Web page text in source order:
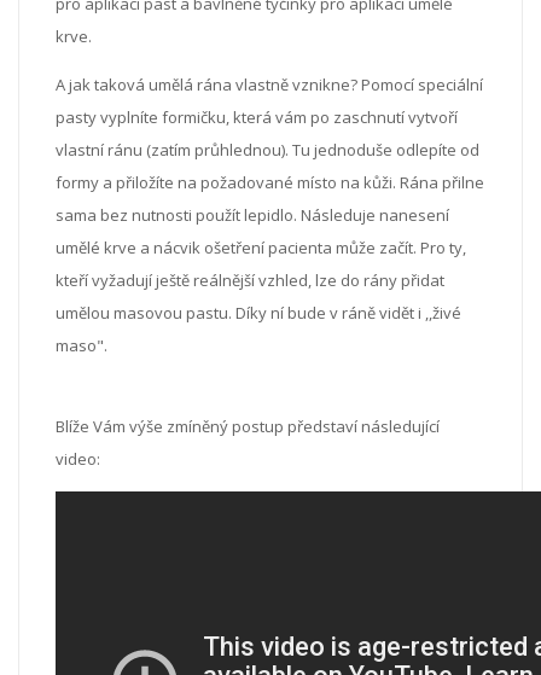
krve.
A jak taková umělá rána vlastně vznikne? Pomocí speciální
pasty vyplníte formičku, která vám po zaschnutí vytvoří
vlastní ránu (zatím průhlednou). Tu jednoduše odlepíte od
formy a přiložíte na požadované místo na kůži. Rána přilne
sama bez nutnosti použít lepidlo. Následuje nanesení
umělé krve a nácvik ošetření pacienta může začít. Pro ty,
kteří vyžadují ještě reálnější vzhled, lze do rány přidat
umělou masovou pastu. Díky ní bude v ráně vidět i ,,živé
maso".
Blíže Vám výše zmíněný postup představí následující
video: